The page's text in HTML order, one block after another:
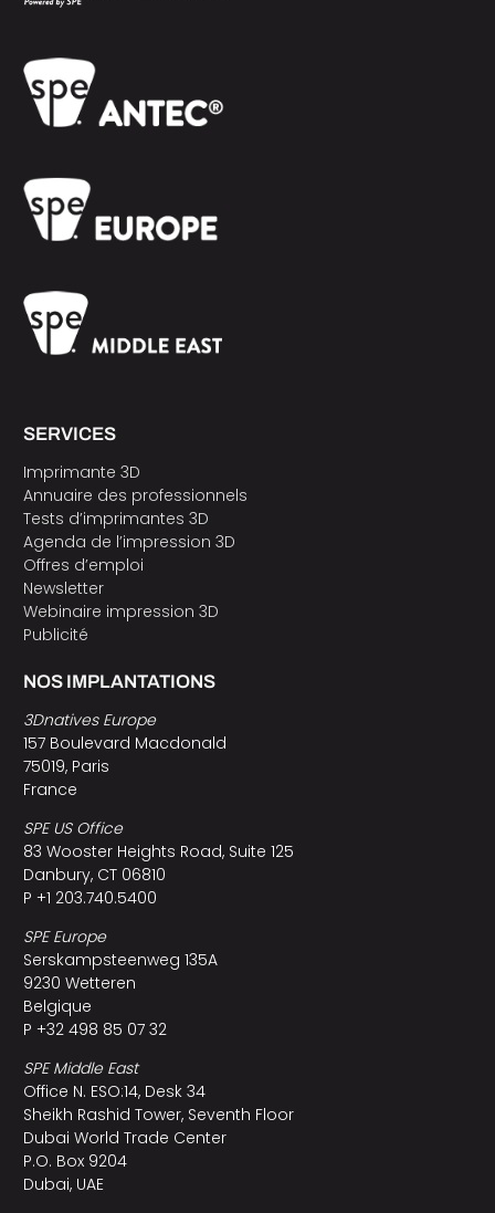
SERVICES
Imprimante 3D
Annuaire des professionnels
Tests d’imprimantes 3D
Agenda de l’impression 3D
Offres d’emploi
Newsletter
Webinaire impression 3D
Publicité
NOS IMPLANTATIONS
3Dnatives Europe
157 Boulevard Macdonald
75019, Paris
France
SPE US Office
83 Wooster Heights Road, Suite 125
Danbury, CT 06810
P +1 203.740.5400
SPE Europe
Serskampsteenweg 135A
9230 Wetteren
Belgique
P +32 498 85 07 32
SPE Middle East
Office N. ESO:14, Desk 34
Sheikh Rashid Tower, Seventh Floor
Dubai World Trade Center
P.O. Box 9204
Dubai, UAE